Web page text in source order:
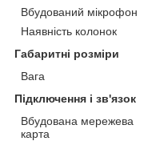
Вбудований мікрофон
Наявність колонок
Габаритні розміри
Вага
Підключення і зв'язок
Вбудована мережева
карта